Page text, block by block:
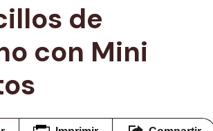
de
con Mini